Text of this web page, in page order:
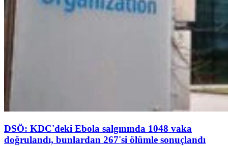
DSÖ: KDC'deki Ebola salgınında 1048 vaka
doğrulandı, bunlardan 267'si ölümle sonuçlandı